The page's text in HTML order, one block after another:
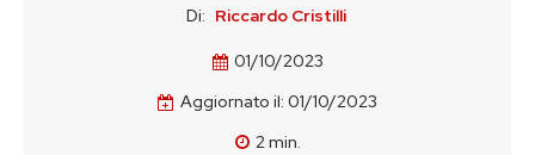
Di: Riccardo Cristilli
01/10/2023
Aggiornato il: 01/10/2023
2min.